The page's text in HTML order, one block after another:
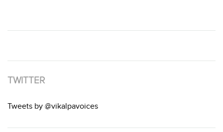
TWITTER
Tweets by @vikalpavoices